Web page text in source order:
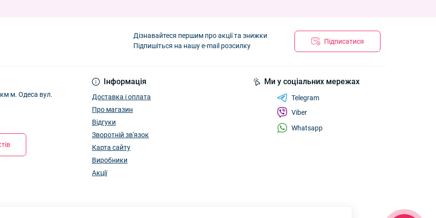
D998
Дізнавайтеся першим про акції та знижки
Підпишіться на нашу e-mail розсилку
Підписатися
м. Одеса вул.
Інформація
Доставка і оплата
Про магазин
Відгуки
Зворотній зв'язок
Карта сайту
Виробники
Акції
Ми у соціальних мережах
Telegram
Viber
Whatsapp